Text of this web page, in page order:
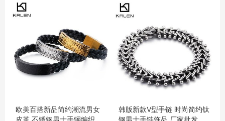
欧美百搭新品简约潮流男女
皮革 不锈钢男士手镯编织牛
韩版新款V型手链 时尚简约钛
钢男士手链饰品 厂家批发